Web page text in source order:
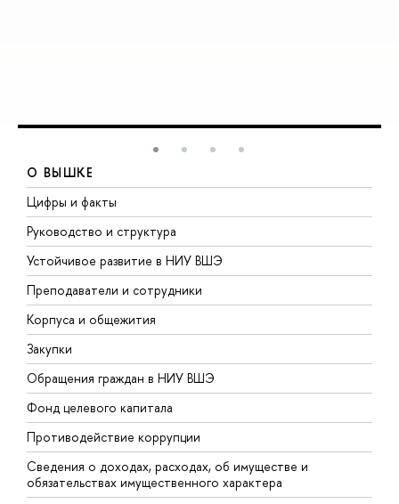
О ВЫШКЕ
Цифры и факты
Руководство и структура
Устойчивое развитие в НИУ ВШЭ
Преподаватели и сотрудники
Корпуса и общежития
Закупки
Обращения граждан в НИУ ВШЭ
Фонд целевого капитала
Противодействие коррупции
Сведения о доходах, расходах, об имуществе и
обязательствах имущественного характера